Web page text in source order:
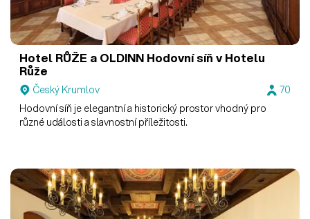
Hotel RŮŽE a OLDINN Hodovní síň v Hotelu
Růže
Český Krumlov
70
Hodovní síň je elegantní a historický prostor vhodný pro
různé události a slavnostní příležitosti.